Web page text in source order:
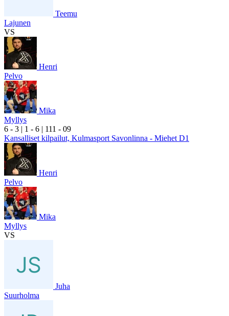
Teemu
Lajunen
VS
Henri
Pelvo
Mika
Myllys
6 - 3 | 1 - 6 | 111 - 09
Kansalliset kilpailut, Kulmasport Savonlinna - Miehet D1
Henri
Pelvo
Mika
Myllys
VS
Juha
Suurholma